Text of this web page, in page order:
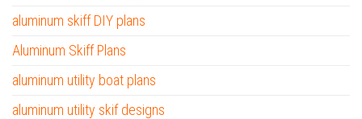
aluminum skiff DIY plans
Aluminum Skiff Plans
aluminum utility boat plans
aluminum utility skif designs